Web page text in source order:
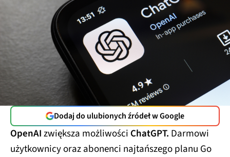
Dodaj do ulubionych źródeł w Google
OpenAIzwiększa możliwości ChatGPT. Darmowi
użytkownicy oraz abonenci najtańszego planu Go